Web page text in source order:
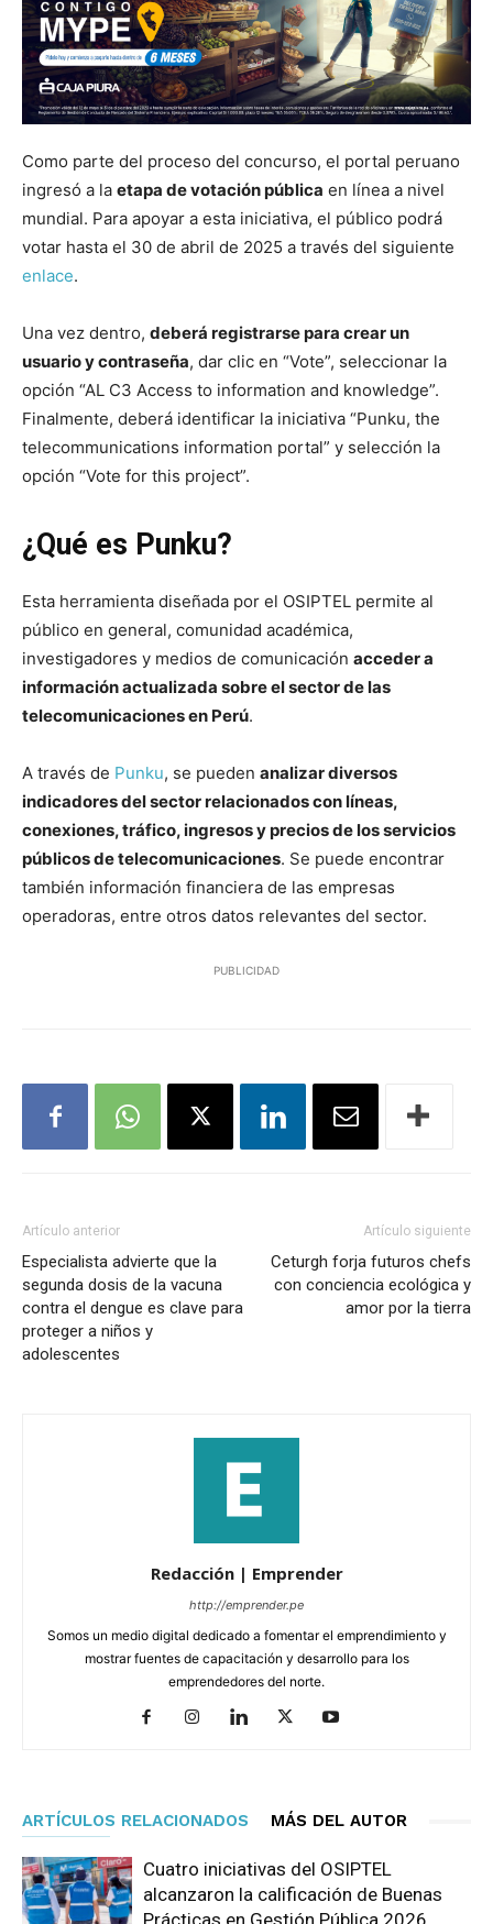
Como parte del proceso del concurso, el portal peruano
ingresó a la etapa de votación pública en línea a nivel
mundial. Para apoyar a esta iniciativa, el público podrá
votar hasta el 30 de abril de 2025 a través del siguiente
enlace.
Una vez dentro, deberá registrarse para crear un
usuario y contraseña, dar clic en “Vote”, seleccionar la
opción “AL C3 Access to information and knowledge”.
Finalmente, deberá identificar la iniciativa “Punku, the
telecommunications information portal” y selección la
opción “Vote for this project”.
¿Qué es Punku?
Esta herramienta diseñada por el OSIPTEL permite al
público en general, comunidad académica,
investigadores y medios de comunicación acceder a
información actualizada sobre el sector de las
telecomunicaciones en Perú.
A través de Punku, se pueden analizar diversos
indicadores del sector relacionados con líneas,
conexiones, tráfico, ingresos y precios de los servicios
públicos de telecomunicaciones. Se puede encontrar
también información financiera de las empresas
operadoras, entre otros datos relevantes del sector.
PUBLICIDAD
Artículo anterior
Especialista advierte que la
segunda dosis de la vacuna
contra el dengue es clave para
proteger a niños y
adolescentes
Artículo siguiente
Ceturgh forja futuros chefs
con conciencia ecológica y
amor por la tierra
Redacción | Emprender
http://emprender.pe
Somos un medio digital dedicado a fomentar el emprendimiento y
mostrar fuentes de capacitación y desarrollo para los
emprendedores del norte.
ARTÍCULOS RELACIONADOS MÁS DEL AUTOR
Cuatro iniciativas del OSIPTEL
alcanzaron la calificación de Buenas